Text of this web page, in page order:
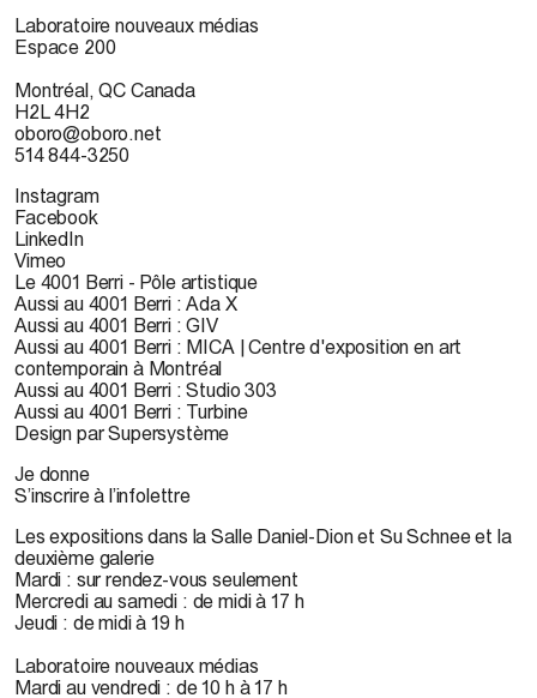
Laboratoire nouveaux médias
Espace 200
Montréal, QC Canada
H2L 4H2
oboro@oboro.net
514 844-3250
Instagram
Facebook
LinkedIn
Vimeo
Le 4001 Berri - Pôle artistique
Aussi au 4001 Berri : Ada X
Aussi au 4001 Berri : GIV
Aussi au 4001 Berri : MICA | Centre d'exposition en art
contemporain à Montréal
Aussi au 4001 Berri : Studio 303
Aussi au 4001 Berri : Turbine
Design par Supersystème
Je donne
S’inscrire à l’infolettre
Les expositions dans la Salle Daniel-Dion et Su Schnee et la
deuxième galerie
Mardi : sur rendez-vous seulement
Mercredi au samedi : de midi à 17 h
Jeudi : de midi à 19 h
Laboratoire nouveaux médias
Mardi au vendredi : de 10 h à 17 h